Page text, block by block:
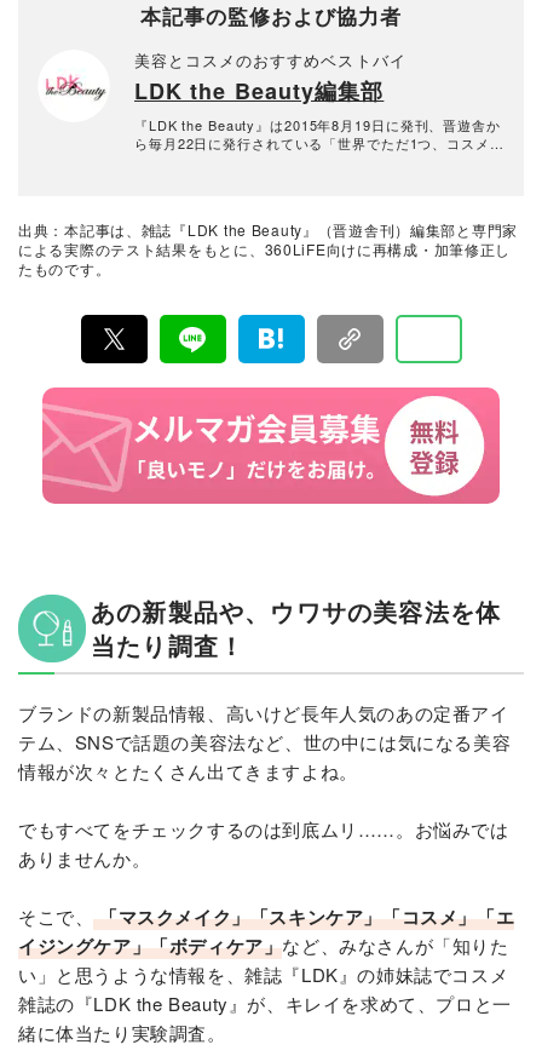
本記事の監修および協力者
美容とコスメのおすすめベストバイ
LDK the Beauty編集部
『LDK the Beauty』は2015年8月19日に発刊、晋遊舎か
ら毎月22日に発行されている「世界でただ1つ、コスメを
ディアで情報を発信中。姉妹誌であるテストする女性誌
『LDK』と同様、メーカーに忖度する事なく、編集部と
出典：本記事は、雑誌『LDK the Beauty』（晋遊舎刊）編集部と専門家
による実際のテスト結果をもとに、360LiFE向けに再構成・加筆修正し
たものです。
あの新製品や、ウワサの美容法を体
当たり調査！
ブランドの新製品情報、高いけど長年人気のあの定番アイ
テム、SNSで話題の美容法など、世の中には気になる美容
情報が次々とたくさん出てきますよね。
でもすべてをチェックするのは到底ムリ……。お悩みでは
ありませんか。
そこで、「マスクメイク」「スキンケア」「コスメ」「エ
イジングケア」「ボディケア」など、みなさんが「知りた
い」と思うような情報を、雑誌『LDK』の姉妹誌でコスメ
雑誌の『LDK the Beauty』が、キレイを求めて、プロと一
緒に体当たり実験調査。